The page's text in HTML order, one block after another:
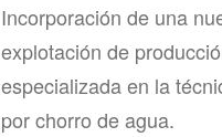
Incorporación de una
explotación de
especializada en la
por chorro de agua.